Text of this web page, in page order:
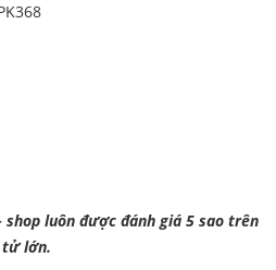
luôn được đánh giá 5 sao trên
tử lớn.